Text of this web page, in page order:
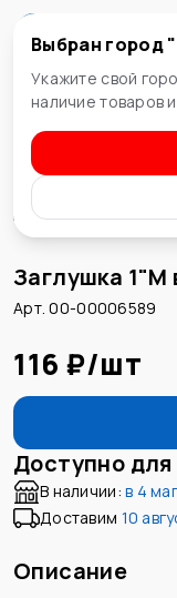
Владивосток
Выбран город "
Укажите свой
наличие товаров
Резьбовые
Заглушка 1"М
Арт. 00-00006589
116 ₽/шт
Доступно для
В наличии: в 4
Доставим 10
Описание